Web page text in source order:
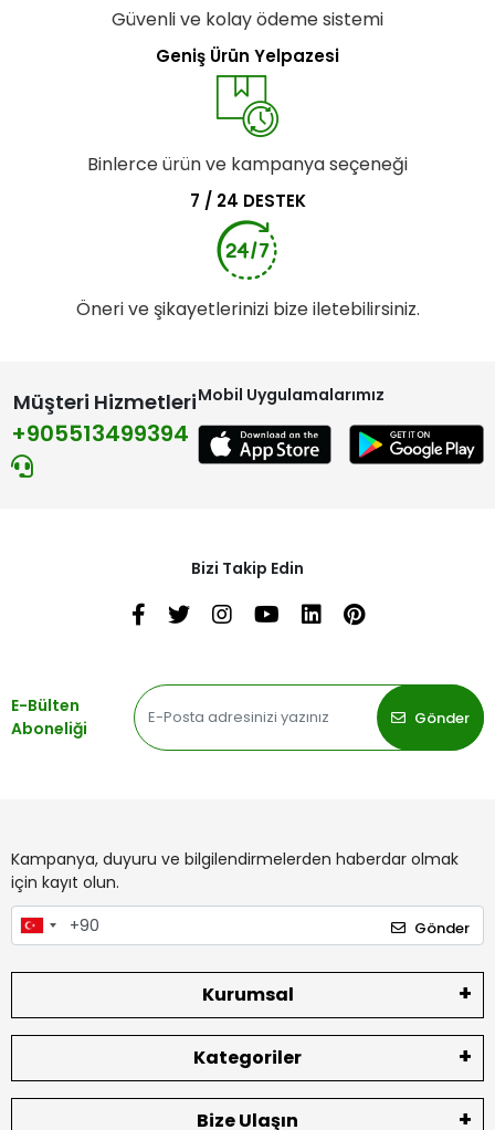
Güvenli ve kolay ödeme sistemi
Geniş Ürün Yelpazesi
Binlerce ürün ve kampanya seçeneği
7 / 24 DESTEK
Öneri ve şikayetlerinizi bize iletebilirsiniz.
Müşteri Hizmetleri
+905513499394
Mobil Uygulamalarımız
Bizi Takip Edin
E-Bülten
Aboneliği
Gönder
Kampanya, duyuru ve bilgilendirmelerden haberdar olmak
için kayıt olun.
Gönder
Kurumsal
Kategoriler
Bize Ulaşın